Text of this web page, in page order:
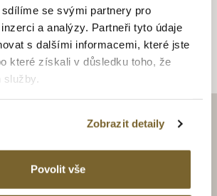
se svými partnery pro
a analýzy. Partneři tyto údaje
s dalšími informacemi, které jste
které získali v důsledku toho, že
služby.
Zobrazit detaily
Povolit vše
VÁS LUXUSNÍ
A ŠPERKY?
NÁMI V OBRAZE.